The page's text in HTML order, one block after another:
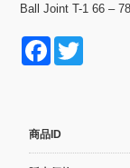
Ball Joint T-1 66 –
F
e
商品ID